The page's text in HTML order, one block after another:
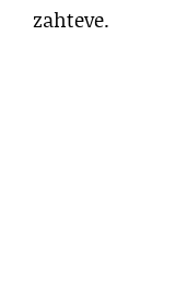
zahteve.